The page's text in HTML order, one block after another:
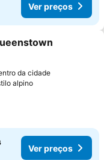
Ver preços
aos favoritos
da cidade
alpinoVer preços
Ver preços